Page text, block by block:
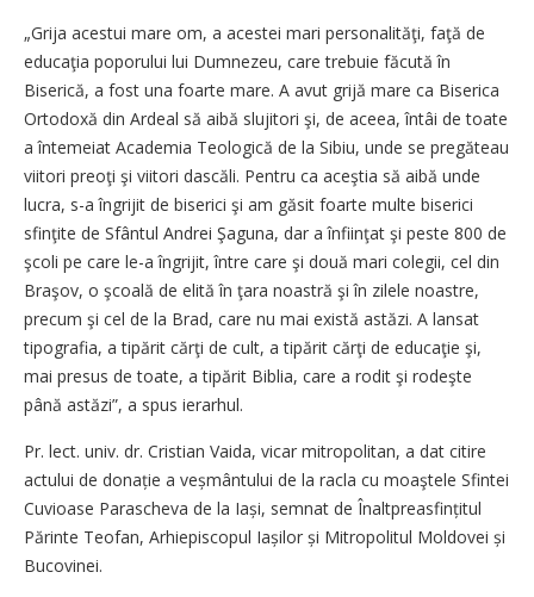
„Grija acestui mare om, a acestei mari personalităţi, faţă de
educaţia poporului lui Dumnezeu, care trebuie făcută în
Biserică, a fost una foarte mare. A avut grijă mare ca Biserica
Ortodoxă din Ardeal să aibă slujitori şi, de aceea, întâi de toate
a întemeiat Academia Teologică de la Sibiu, unde se pregăteau
viitori preoţi şi viitori dascăli. Pentru ca aceştia să aibă unde
lucra, s-a îngrijit de biserici şi am găsit foarte multe biserici
sfinţite de Sfântul Andrei Şaguna, dar a înfiinţat şi peste 800 de
şcoli pe care le-a îngrijit, între care şi două mari colegii, cel din
Braşov, o şcoală de elită în ţara noastră şi în zilele noastre,
precum şi cel de la Brad, care nu mai există astăzi. A lansat
tipografia, a tipărit cărţi de cult, a tipărit cărţi de educaţie şi,
mai presus de toate, a tipărit Biblia, care a rodit şi rodeşte
până astăzi”, a spus ierarhul.
Pr. lect. univ. dr. Cristian Vaida, vicar mitro­politan, a dat citire
actului de donație a veș­mântului de la racla cu moaştele Sfintei
Cuvioase Parascheva de la Iași, semnat de Înalt­preasfințitul
Părinte Teofan, Arhiepiscopul Iașilor și Mitropolitul Moldovei și
Bucovinei.